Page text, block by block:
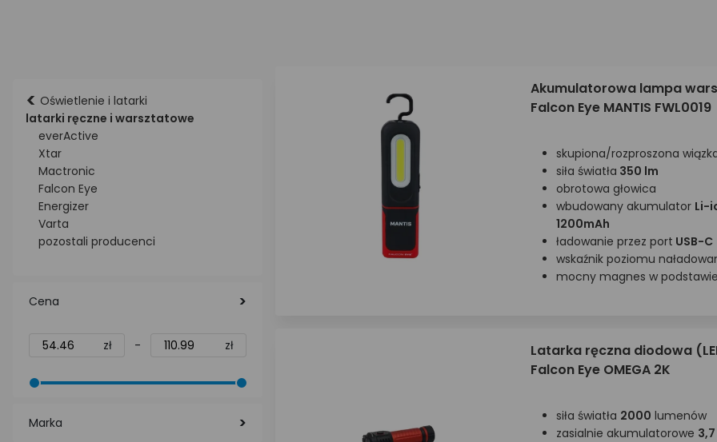
< Oświetlenie i latarki
latarki ręczne i warsztatowe
everActive
Xtar
Mactronic
Falcon Eye
Energizer
Varta
pozostali producenci
Cena
zł - zł
Marka
Akumulatorowa lampa
Falcon Eye MANTIS FWL0019
skupiona/rozproszona
siła światła 350 lm
obrotowa głowica
wbudowany akumulator Li-
1200mAh
ładowanie przez port USB-C
wskaźnik poziomu
mocny magnes w
Latarka ręczna diodowa
Falcon Eye OMEGA 2K
siła światła 2000 lumenów
zasialnie akumulatorowe